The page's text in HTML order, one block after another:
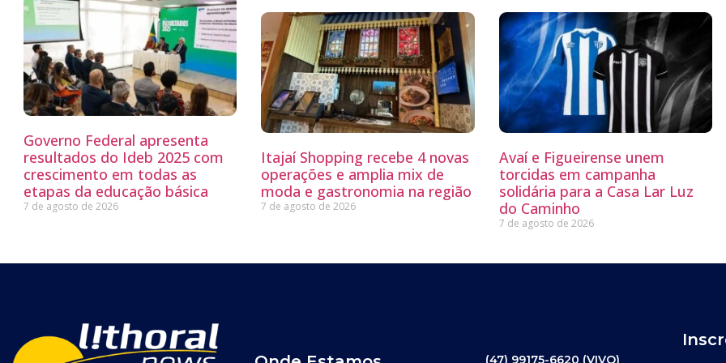
Governo Federal apresenta
resultados do Ideb 2025 com
crescimento em todas as
etapas da educação básica
7 de agosto de 2026
Itajaí Shopping recebe 4 novas
operações e amplia mix de
moda e gastronomia na região
7 de agosto de 2026
Avaí e Figueirense unem
torcidas em campanha
solidária para a Casa Lar Luz
do Caminho
7 de agosto de 2026
(47) 99175-6620 (VIVO)